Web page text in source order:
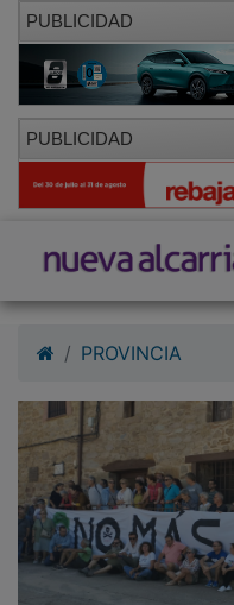
PUBLICIDAD
PUBLICIDAD